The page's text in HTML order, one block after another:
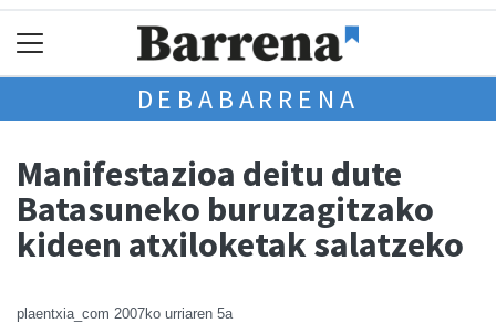
DEBABARRENA
Manifestazioa deitu dute
Batasuneko buruzagitzako
kideen atxiloketak salatzeko
plaentxia_com 2007ko urriaren 5a